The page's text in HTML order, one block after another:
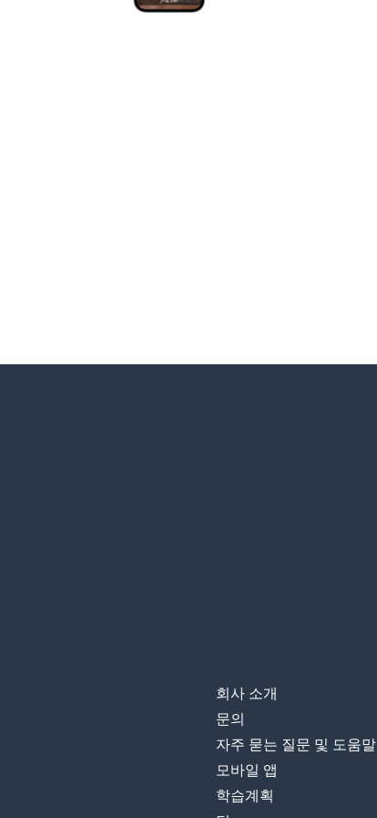
회사 소개
문의
자주 묻는 질문 및 도움말
모바일 앱
학습계획